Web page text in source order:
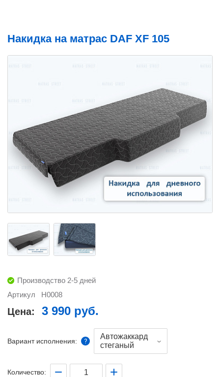
Накидка на матрас DAF XF 105
Артикул Н0008
Производство 2-5 дней
Цена: 3 990 руб.
Вариант исполнения:
Автожаккард
стеганый
Количество: